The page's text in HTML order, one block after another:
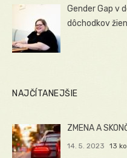
Gender Gap v
dôchodkov
NAJČÍTANEJŠIE
ZMENA A
14. 5. 2023 13